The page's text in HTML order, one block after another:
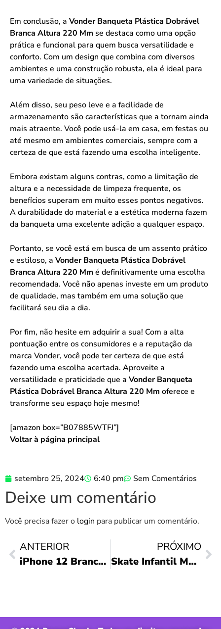
Em conclusão, a Vonder Banqueta Plástica Dobrável
Branca Altura 220 Mm se destaca como uma opção
prática e funcional para quem busca versatilidade e
conforto. Com um design que combina com diversos
ambientes e uma construção robusta, ela é ideal para
uma variedade de situações.
Além disso, seu peso leve e a facilidade de
armazenamento são características que a tornam ainda
mais atraente. Você pode usá-la em casa, em festas ou
até mesmo em ambientes comerciais, sempre com a
certeza de que está fazendo uma escolha inteligente.
Embora existam alguns contras, como a limitação de
altura e a necessidade de limpeza frequente, os
benefícios superam em muito esses pontos negativos.
A durabilidade do material e a estética moderna fazem
da banqueta uma excelente adição a qualquer espaço.
Portanto, se você está em busca de um assento prático
e estiloso, a Vonder Banqueta Plástica Dobrável
Branca Altura 220 Mm é definitivamente uma escolha
recomendada. Você não apenas investe em um produto
de qualidade, mas também em uma solução que
facilitará seu dia a dia.
Por fim, não hesite em adquirir a sua! Com a alta
pontuação entre os consumidores e a reputação da
marca Vonder, você pode ter certeza de que está
fazendo uma escolha acertada. Aproveite a
versatilidade e praticidade que a Vonder Banqueta
Plástica Dobrável Branca Altura 220 Mm oferece e
transforme seu espaço hoje mesmo!
[amazon box=”B07885WTFJ”]
Voltar à página principal
setembro 25, 2024 6:40 pm Sem Comentários
Deixe um comentário
Você precisa fazer o login para publicar um comentário.
ANTERIOR
iPhone 12 Branco: Vale a Pena Comprar?
PRÓXIMO
Skate Infantil Multicor: Diversão e Segurança!